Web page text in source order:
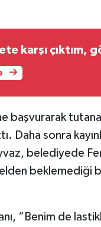
karşı çıktım,
başvurarak
Daha sonra
belediyede
beklemediği bir
“Benim de